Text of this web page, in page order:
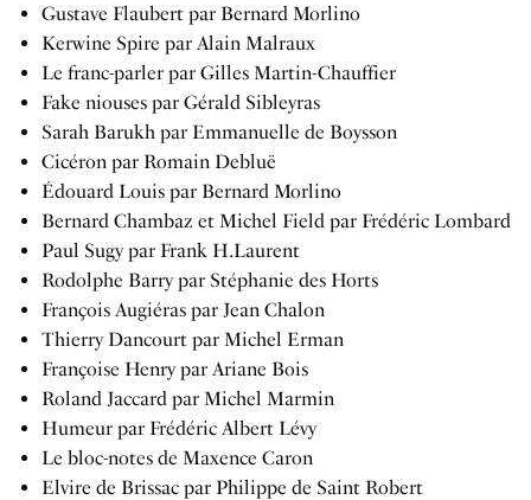
Gustave Flaubert par Bernard Morlino
Kerwine Spire par Alain Malraux
Le franc-parler par Gilles Martin-Chauffier
Fake niouses par Gérald Sibleyras
Sarah Barukh par Emmanuelle de Boysson
Cicéron par Romain Debluë
Édouard Louis par Bernard Morlino
Bernard Chambaz et Michel Field par Frédéric Lombard
Paul Sugy par Frank H.Laurent
Rodolphe Barry par Stéphanie des Horts
François Augiéras par Jean Chalon
Thierry Dancourt par Michel Erman
Françoise Henry par Ariane Bois
Roland Jaccard par Michel Marmin
Humeur par Frédéric Albert Lévy
Le bloc-notes de Maxence Caron
Elvire de Brissac par Philippe de Saint Robert